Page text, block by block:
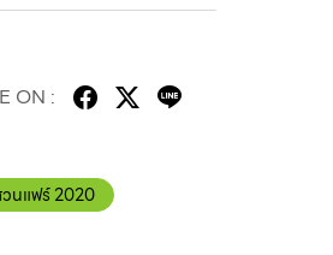
ON :
วนแฟร์ 2020